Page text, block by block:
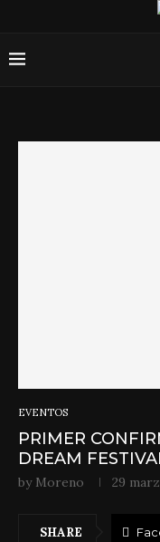
EVENTOS
PRIMER
DREAM
by Moreno 29
SHARE